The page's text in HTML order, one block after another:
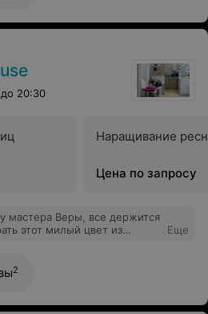
до 20:30
Наращивание
Цена по запросу
мастера Веры, все держится
этот милый цвет из
постоянно сгрызаю). Еще
своего дела❣️ Еще сделала
Помогла подобрать
пожалела, что послушала
взглядом каждый
Еще
2